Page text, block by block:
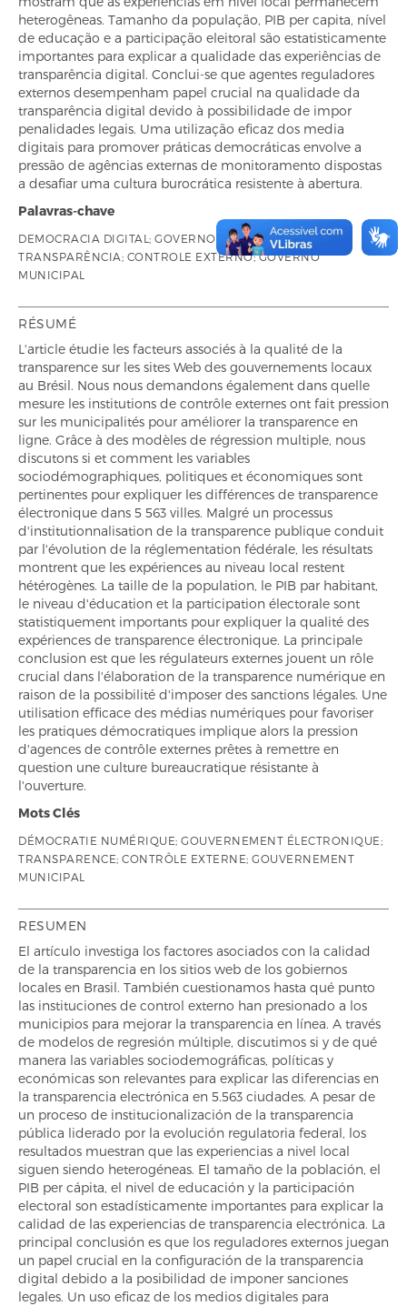
heterogêneas. Tamanho da população, PIB per capita, nível
de educação e a participação eleitoral são estatisticamente
importantes para explicar a qualidade das experiências de
transparência digital. Conclui-se que agentes reguladores
externos desempenham papel crucial na qualidade da
transparência digital devido à possibilidade de impor
penalidades legais. Uma utilização eficaz dos media
digitais para promover práticas democráticas envolve a
pressão de agências externas de monitoramento dispostas
a desafiar uma cultura burocrática resistente à abertura.
Palavras-chave
DEMOCRACIA DIGITAL; GOVERNO ELETRÔNICO;
TRANSPARÊNCIA; CONTROLE EXTERNO; GOVERNO
MUNICIPAL
RÉSUMÉ
L'article étudie les facteurs associés à la qualité de la
transparence sur les sites Web des gouvernements locaux
au Brésil. Nous nous demandons également dans quelle
mesure les institutions de contrôle externes ont fait pression
sur les municipalités pour améliorer la transparence en
ligne. Grâce à des modèles de régression multiple, nous
discutons si et comment les variables
sociodémographiques, politiques et économiques sont
pertinentes pour expliquer les différences de transparence
électronique dans 5 563 villes. Malgré un processus
d'institutionnalisation de la transparence publique conduit
par l'évolution de la réglementation fédérale, les résultats
montrent que les expériences au niveau local restent
hétérogènes. La taille de la population, le PIB par habitant,
le niveau d'éducation et la participation électorale sont
statistiquement importants pour expliquer la qualité des
expériences de transparence électronique. La principale
conclusion est que les régulateurs externes jouent un rôle
crucial dans l'élaboration de la transparence numérique en
raison de la possibilité d'imposer des sanctions légales. Une
utilisation efficace des médias numériques pour favoriser
les pratiques démocratiques implique alors la pression
d'agences de contrôle externes prêtes à remettre en
question une culture bureaucratique résistante à
l'ouverture.
Mots Clés
DÉMOCRATIE NUMÉRIQUE; GOUVERNEMENT ÉLECTRONIQUE;
TRANSPARENCE; CONTRÔLE EXTERNE; GOUVERNEMENT
MUNICIPAL
RESUMEN
El artículo investiga los factores asociados con la calidad
de la transparencia en los sitios web de los gobiernos
locales en Brasil. También cuestionamos hasta qué punto
las instituciones de control externo han presionado a los
municipios para mejorar la transparencia en línea. A través
de modelos de regresión múltiple, discutimos si y de qué
manera las variables sociodemográficas, políticas y
económicas son relevantes para explicar las diferencias en
la transparencia electrónica en 5.563 ciudades. A pesar de
un proceso de institucionalización de la transparencia
pública liderado por la evolución regulatoria federal, los
resultados muestran que las experiencias a nivel local
siguen siendo heterogéneas. El tamaño de la población, el
PIB per cápita, el nivel de educación y la participación
electoral son estadísticamente importantes para explicar la
calidad de las experiencias de transparencia electrónica. La
principal conclusión es que los reguladores externos juegan
un papel crucial en la configuración de la transparencia
digital debido a la posibilidad de imponer sanciones
legales. Un uso eficaz de los medios digitales para